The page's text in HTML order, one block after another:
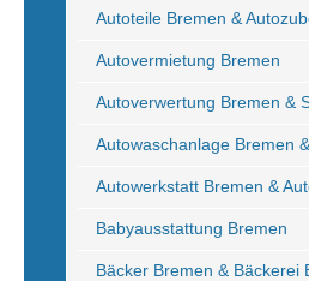
Autoteile Bremen &
Autovermietung Bremen
Autoverwertung Bremen &
Autowaschanlage Bremen
Autowerkstatt Bremen &
Babyausstattung Bremen
Bäcker Bremen & Bäckerei